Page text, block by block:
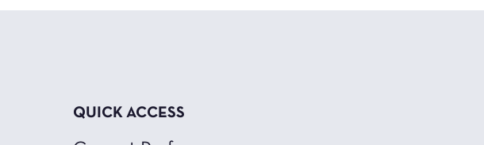
QUICK ACCESS